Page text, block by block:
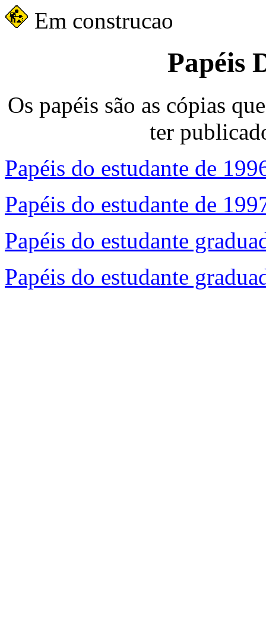
Em construcao
Papéis
Os papéis são as cópias
ter
Papéis do estudante de
Papéis do estudante de
Papéis do estudante
Papéis do estudante